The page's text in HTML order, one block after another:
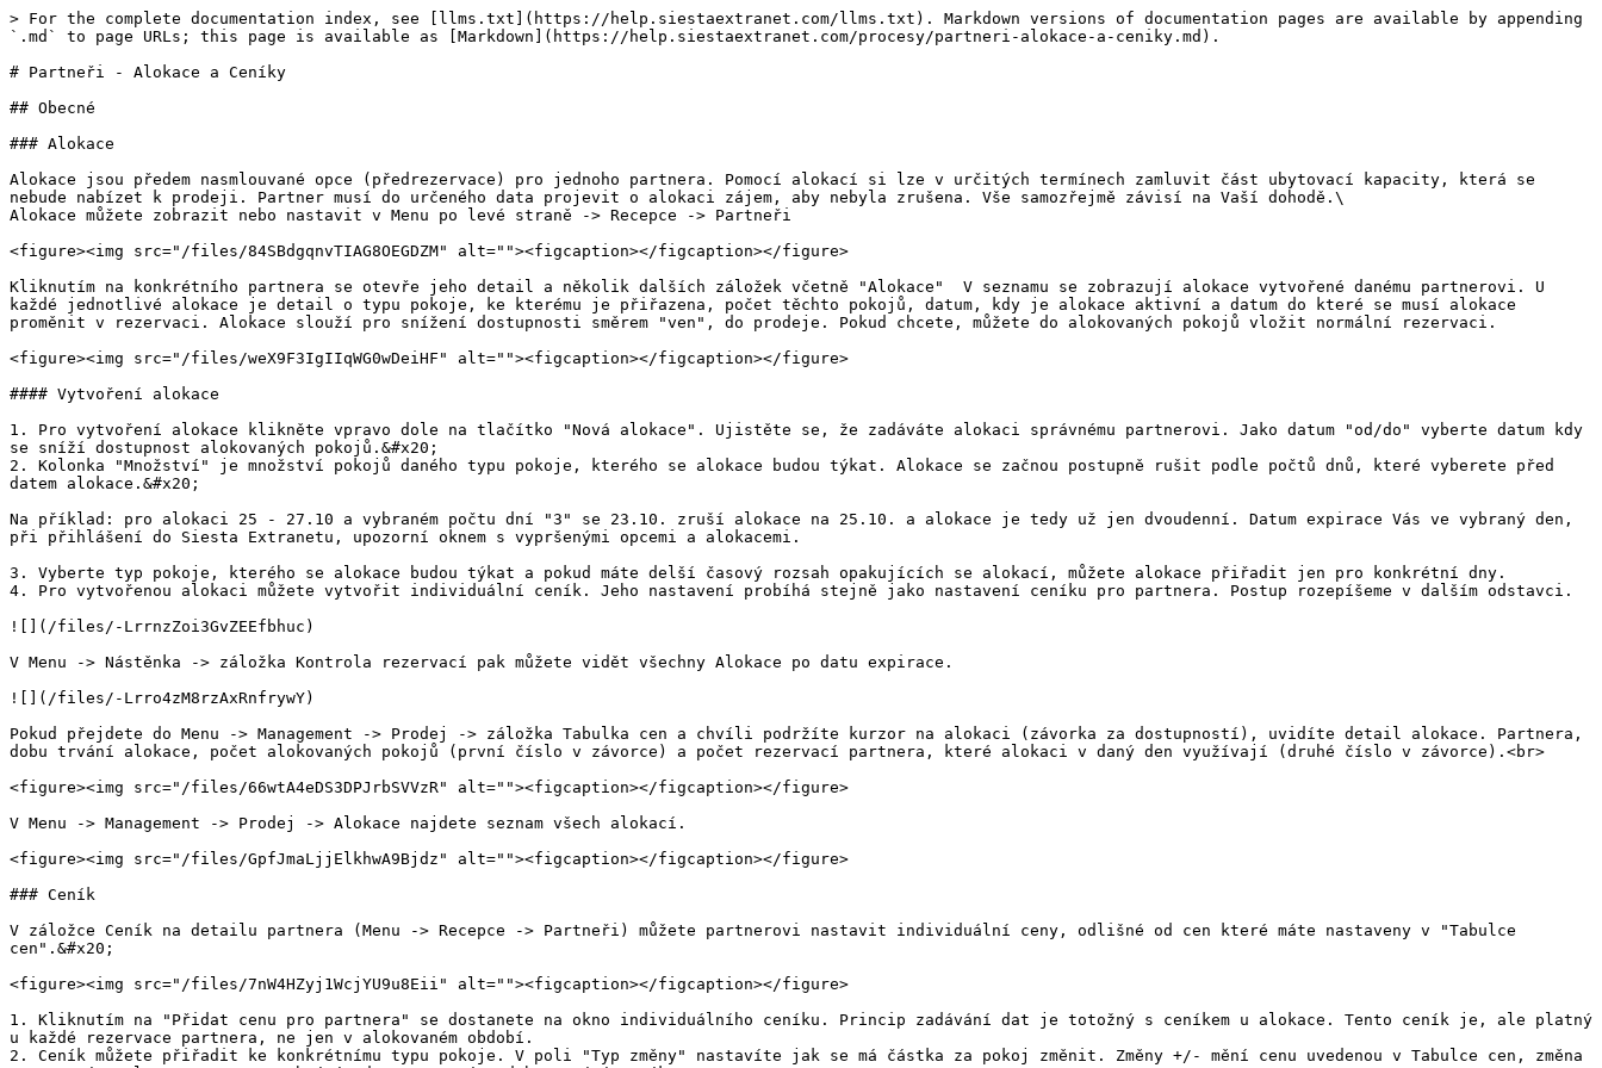
> For the complete documentation index, see [llms.txt](https://help.siestaextranet.com/llms.txt). Markdown versions of documentation pages are available by appending
`.md` to page URLs; this page is available as [Markdown](https://help.siestaextranet.com/procesy/partneri-alokace-a-ceniky.md).
# Partneři - Alokace a Ceníky
## Obecné
### Alokace
Alokace jsou předem nasmlouvané opce (předrezervace) pro jednoho partnera. Pomocí alokací si lze v určitých termínech zamluvit část ubytovací kapacity, která se
nebude nabízet k prodeji. Partner musí do určeného data projevit o alokaci zájem, aby nebyla zrušena. Vše samozřejmě závisí na Vaší dohodě.\
Alokace můžete zobrazit nebo nastavit v Menu po levé straně -> Recepce -> Partneři
<figure><img src="/files/84SBdgqnvTIAG8OEGDZM" alt=""><figcaption></figcaption></figure>
Kliknutím na konkrétního partnera se otevře jeho detail a několik dalších záložek včetně "Alokace"  V seznamu se zobrazují alokace vytvořené danému partnerovi. U
každé jednotlivé alokace je detail o typu pokoje, ke kterému je přiřazena, počet těchto pokojů, datum, kdy je alokace aktivní a datum do které se musí alokace
proměnit v rezervaci. Alokace slouží pro snížení dostupnosti směrem "ven", do prodeje. Pokud chcete, můžete do alokovaných pokojů vložit normální rezervaci.
<figure><img src="/files/weX9F3IgIIqWG0wDeiHF" alt=""><figcaption></figcaption></figure>
#### Vytvoření alokace
1. Pro vytvoření alokace klikněte vpravo dole na tlačítko "Nová alokace". Ujistěte se, že zadáváte alokaci správnému partnerovi. Jako datum "od/do" vyberte datum kdy
se sníží dostupnost alokovaných pokojů.&#x20;
2. Kolonka "Množství" je množství pokojů daného typu pokoje, kterého se alokace budou týkat. Alokace se začnou postupně rušit podle počtů dnů, které vyberete před
datem alokace.&#x20;
Na příklad: pro alokaci 25 - 27.10 a vybraném počtu dní "3" se 23.10. zruší alokace na 25.10. a alokace je tedy už jen dvoudenní. Datum expirace Vás ve vybraný den,
při přihlášení do Siesta Extranetu, upozorní oknem s vypršenými opcemi a alokacemi.
3. Vyberte typ pokoje, kterého se alokace budou týkat a pokud máte delší časový rozsah opakujících se alokací, můžete alokace přiřadit jen pro konkrétní dny.
4. Pro vytvořenou alokaci můžete vytvořit individuální ceník. Jeho nastavení probíhá stejně jako nastavení ceníku pro partnera. Postup rozepíšeme v dalším odstavci.
![](/files/-LrrnzZoi3GvZEEfbhuc)
V Menu -> Nástěnka -> záložka Kontrola rezervací pak můžete vidět všechny Alokace po datu expirace.
![](/files/-Lrro4zM8rzAxRnfrywY)
Pokud přejdete do Menu -> Management -> Prodej -> záložka Tabulka cen a chvíli podržíte kurzor na alokaci (závorka za dostupností), uvidíte detail alokace. Partnera,
dobu trvání alokace, počet alokovaných pokojů (první číslo v závorce) a počet rezervací partnera, které alokaci v daný den využívají (druhé číslo v závorce).<br>
<figure><img src="/files/66wtA4eDS3DPJrbSVVzR" alt=""><figcaption></figcaption></figure>
V Menu -> Management -> Prodej -> Alokace najdete seznam všech alokací.
<figure><img src="/files/GpfJmaLjjElkhwA9Bjdz" alt=""><figcaption></figcaption></figure>
### Ceník
V záložce Ceník na detailu partnera (Menu -> Recepce -> Partneři) můžete partnerovi nastavit individuální ceny, odlišné od cen které máte nastaveny v "Tabulce
cen".&#x20;
<figure><img src="/files/7nW4HZyj1WcjYU9u8Eii" alt=""><figcaption></figcaption></figure>
1. Kliknutím na "Přidat cenu pro partnera" se dostanete na okno individuálního ceníku. Princip zadávání dat je totožný s ceníkem u alokace. Tento ceník je, ale platný
u každé rezervace partnera, ne jen v alokovaném období.
2. Ceník můžete přiřadit ke konkrétnímu typu pokoje. V poli "Typ změny" nastavíte jak se má částka za pokoj změnit. Změny +/- mění cenu uvedenou v Tabulce cen, změna